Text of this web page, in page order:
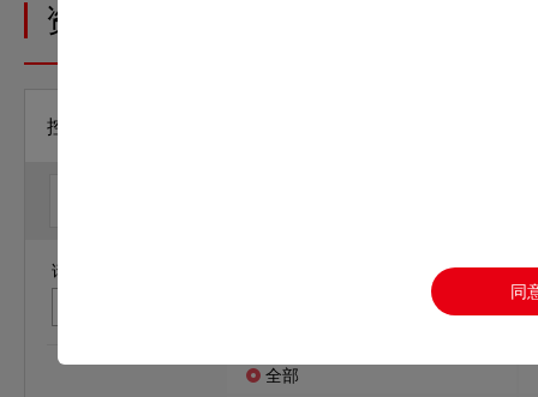
资料中心
控制器 / 可编程控制器MELSEC
请输入您要查找的文件名称和文件编号，关键词中间请不要带空
全部
同